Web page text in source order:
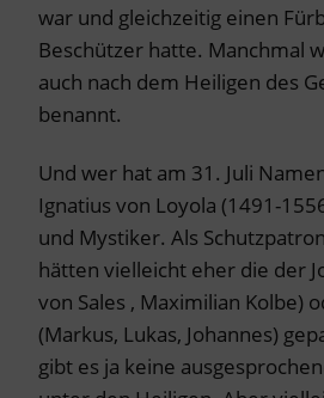
war und gleichzeitig einen
Beschützer hatte. Manchmal
auch nach dem Heiligen des
benannt.
Und wer hat am 31. Juli
Ignatius von Loyola (1491-
und Mystiker. Als
hätten vielleicht eher die der
von Sales , Maximilian Kolbe)
(Markus, Lukas, Johannes)
gibt es ja keine